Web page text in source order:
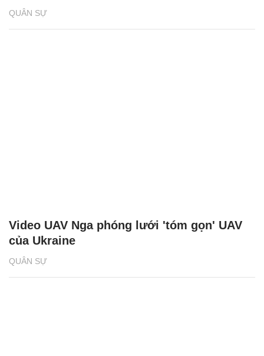
QUÂN SỰ
QUÂN SỰ
Video UAV Nga phóng lưới 'tóm gọn' UAV
của Ukraine